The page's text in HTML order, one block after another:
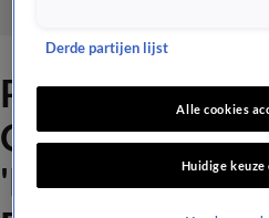
Problemen in
Oranje-studio:
'KOEKOEK' is
Derde partijen lijst
Alle cookies
Huidige keuze